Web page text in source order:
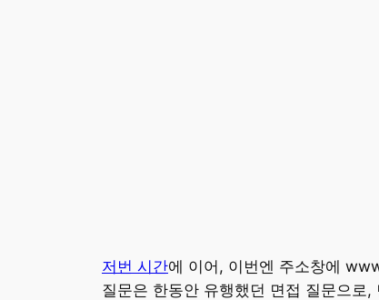
저번 시간에 이어, 이번엔 주소창에
질문은 한동안 유행했던 면접 질문으로